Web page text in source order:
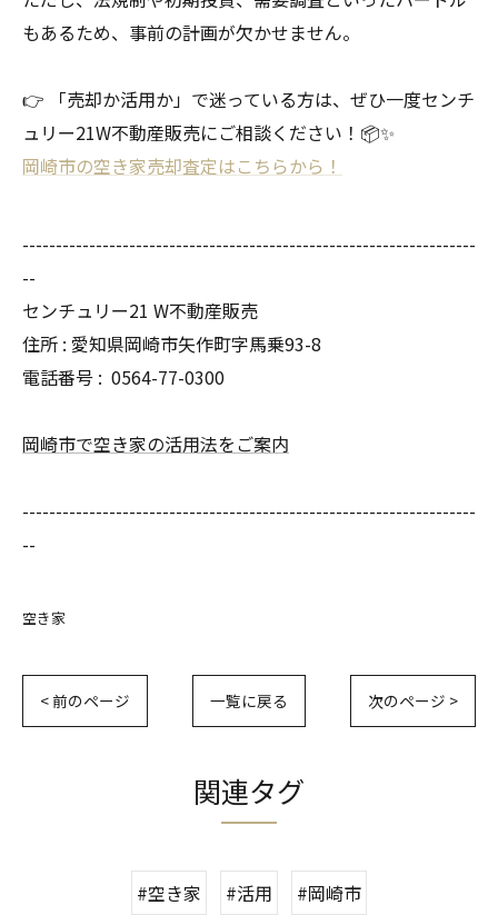
もあるため、事前の計画が欠かせません。
👉 「売却か活用か」で迷っている方は、ぜひ一度センチ
ュリー21W不動産販売にご相談ください！📦✨
岡崎市の空き家売却査定はこちらから！
--------------------------------------------------------------------
--
センチュリー21 W不動産販売
住所 : 愛知県岡崎市矢作町字馬乗93-8
電話番号 : 0564-77-0300
岡崎市で空き家の活用法をご案内
--------------------------------------------------------------------
--
空き家
< 前のページ 一覧に戻る 次のページ >
関連タグ
#空き家 #活用 #岡崎市